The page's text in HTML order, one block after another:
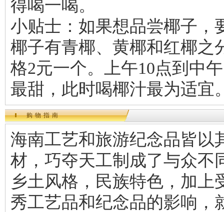
得喝一喝。
小贴士：如果想品尝椰子，
椰子有青椰、黄椰和红椰之
格2元一个。上午10点到中
最甜，此时喝椰汁最为适宜
购物指南
海南工艺和旅游纪念品皆以
材，巧夺天工制成了与众不
乡土风格，民族特色，加上
秀工艺品和纪念品的影响，